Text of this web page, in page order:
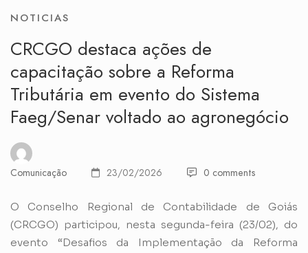
NOTICIAS
CRCGO destaca ações de
capacitação sobre a Reforma
Tributária em evento do Sistema
Faeg/Senar voltado ao agronegócio
Comunicação 23/02/2026 0 comments
O Conselho Regional de Contabilidade de Goiás
(CRCGO) participou, nesta segunda-feira (23/02), do
evento “Desafios da Implementação da Reforma